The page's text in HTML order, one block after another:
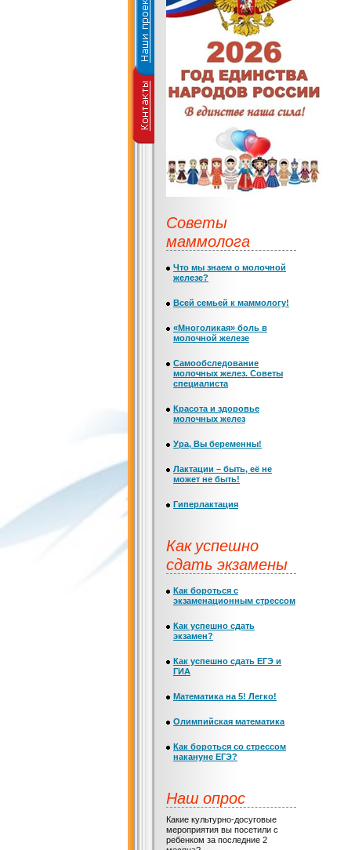
Советы
маммолога
Что мы знаем о молочной
железе?
Всей семьей к маммологу!
«Многоликая» боль в
молочной железе
Самообследование
молочных желез. Советы
специалиста
Красота и здоровье
молочных желез
Ура, Вы беременны!
Лактации – быть, её не
может не быть!
Гиперлактация
Как успешно
сдать экзамены
Как бороться с
экзаменационным стрессом
Как успешно сдать
экзамен?
Как успешно сдать ЕГЭ и
ГИА
Математика на 5! Легко!
Олимпийская математика
Как бороться со стрессом
накануне ЕГЭ?
Наш опрос
Какие культурно-досуговые
мероприятия вы посетили с
ребенком за последние 2